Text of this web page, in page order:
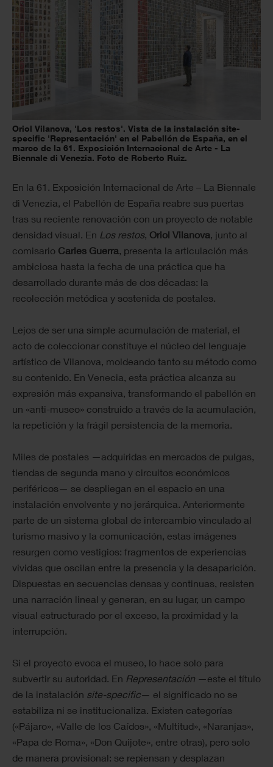
Oriol Vilanova, 'Los restos'. Vista de la instalación site-
specific 'Representación' en el Pabellón de España, en el
marco de la 61. Exposición Internacional de Arte - La
Biennale di Venezia. Foto de Roberto Ruiz.
En la 61. Exposición Internacional de Arte – La Biennale
di Venezia, el Pabellón de España reabre sus puertas
tras su reciente renovación con un proyecto de notable
densidad visual. En Los restos, Oriol Vilanova, junto al
comisario Carles Guerra, presenta la articulación más
ambiciosa hasta la fecha de una práctica que ha
desarrollado durante más de dos décadas: la
recolección metódica y sostenida de postales.
Lejos de ser una simple acumulación de material, el
acto de coleccionar constituye el núcleo del lenguaje
artístico de Vilanova, moldeando tanto su método como
su contenido. En Venecia, esta práctica alcanza su
expresión más expansiva, transformando el pabellón en
un «anti-museo» construido a través de la acumulación,
la repetición y la frágil persistencia de la memoria.
Miles de postales —adquiridas en mercados de pulgas,
tiendas de segunda mano y circuitos económicos
periféricos— se despliegan en el espacio en una
instalación envolvente y no jerárquica. Anteriormente
parte de un sistema global de intercambio vinculado al
turismo masivo y la comunicación, estas imágenes
resurgen como vestigios: fragmentos de experiencias
vividas que oscilan entre la presencia y la desaparición.
Dispuestas en secuencias densas y continuas, resisten
una narración lineal y generan, en su lugar, un campo
visual estructurado por el exceso, la proximidad y la
interrupción.
Si el proyecto evoca el museo, lo hace solo para
subvertir su autoridad. En Representación —este el título
de la instalación site-specific— el significado no se
estabiliza ni se institucionaliza. Existen categorías
(«Pájaro», «Valle de los Caídos», «Multitud», «Naranjas»,
«Papa de Roma», «Don Quijote», entre otras), pero solo
de manera provisional: se repiensan y desplazan